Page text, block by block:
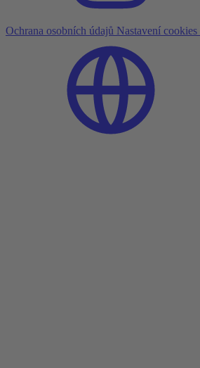
Ochrana osobních údajů Nastavení cookies